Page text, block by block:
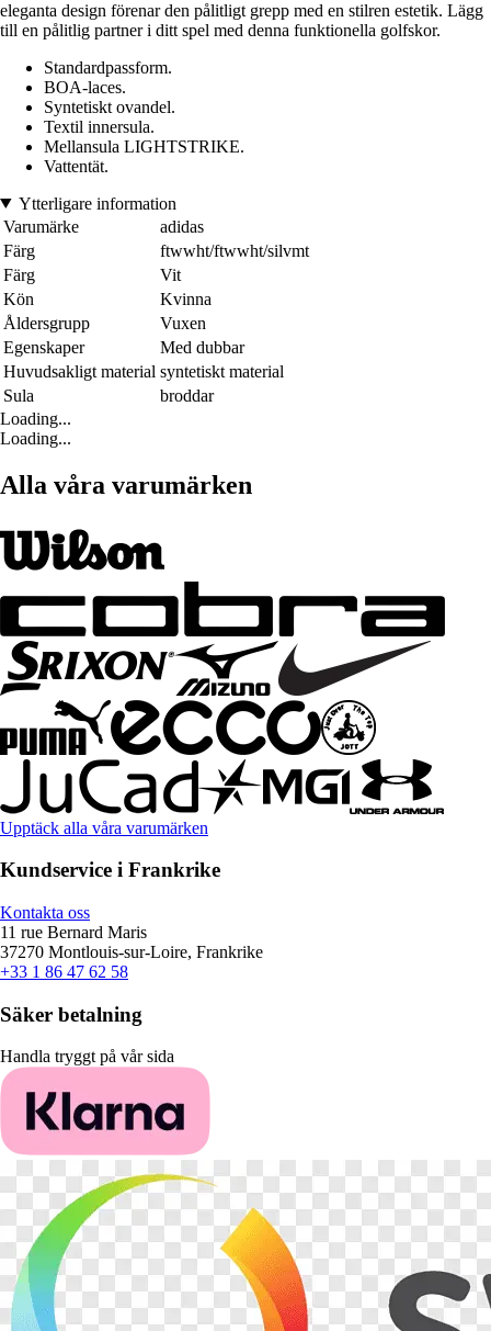
eleganta design förenar den pålitligt grepp med en stilren estetik. Lägg
till en pålitlig partner i ditt spel med denna funktionella golfskor.
Standardpassform.
BOA-laces.
Syntetiskt ovandel.
Textil innersula.
Mellansula LIGHTSTRIKE.
Vattentät.
Ytterligare information
Varumärke
adidas
Färg
ftwwht/ftwwht/silvmt
Färg
Vit
Kön
Kvinna
Åldersgrupp
Vuxen
Egenskaper
Med dubbar
Huvudsakligt material syntetiskt material
Sula
broddar
Loading...
Loading...
Alla våra varumärken
Upptäck alla våra varumärken
Kundservice i Frankrike
Kontakta oss
11 rue Bernard Maris
37270 Montlouis-sur-Loire, Frankrike
+33 1 86 47 62 58
Säker betalning
Handla tryggt på vår sida